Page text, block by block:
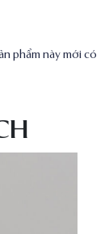
phẩm này mới có